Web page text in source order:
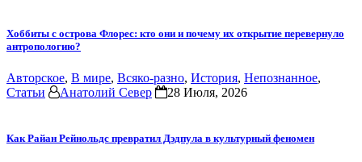
Хоббиты с острова Флорес: кто они и почему их открытие перевернуло
антропологию?
Авторское, В мире, Всяко-разно, История, Непознанное,
Статьи
Анатолий Север 28 Июля, 2026
Как Райан Рейнольдс превратил Дэдпула в культурный феномен